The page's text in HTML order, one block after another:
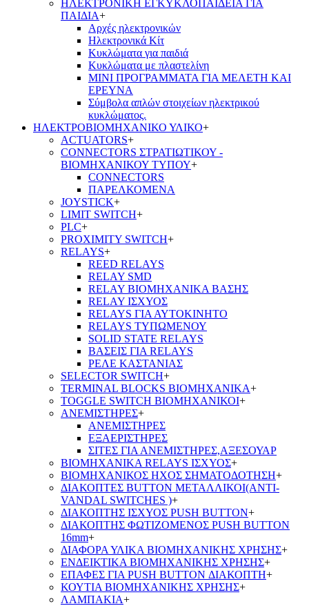
ΗΛΕΚΤΡΟΝΙΚΗ ΕΓΚΥΚΛΟΠΑΙΔΕΙΑ ΓΙΑ
ΠΑΙΔΙΑ+
Αρχές ηλεκτρονικών
Ηλεκτρονικά Κίτ
Κυκλώματα για παιδιά
Κυκλώματα με πλαστελίνη
ΜΙΝΙ ΠΡΟΓΡΑΜΜΑΤΑ ΓΙΑ ΜΕΛΕΤΗ ΚΑΙ
ΕΡΕΥΝΑ
Σύμβολα απλών στοιχείων ηλεκτρικού
κυκλώματος.
ΗΛΕΚΤΡΟΒΙΟΜΗΧΑΝΙΚΟ ΥΛΙΚΟ+
ACTUATORS+
CONNECTORS ΣΤΡΑΤΙΩΤΙΚΟΥ -
ΒΙΟΜΗΧΑΝΙΚΟΥ ΤΥΠΟΥ+
CONNECTORS
ΠΑΡΕΛΚΟΜΕΝΑ
JOYSTICK+
LIMIT SWITCH+
PLC+
PROXIMITY SWITCH+
RELAYS+
REED RELAYS
RELAY SMD
RELAY ΒΙΟΜΗΧΑΝΙΚΑ ΒΑΣΗΣ
RELAY ΙΣΧΥΟΣ
RELAYS ΓΙΑ ΑΥΤΟΚΙΝΗΤΟ
RELAYS ΤΥΠΩΜΕΝΟΥ
SOLID STATE RELAYS
ΒΑΣΕΙΣ ΓΙΑ RELAYS
ΡΕΛΕ ΚΑΣΤΑΝΙΑΣ
SELECTOR SWITCH+
TERMINAL BLOCKS ΒΙΟΜΗΧΑΝΙΚΑ+
TOGGLE SWITCH ΒΙΟΜΗΧΑΝΙΚΟΙ+
ΑΝΕΜΙΣΤΗΡΕΣ+
ΑΝΕΜΙΣΤΗΡΕΣ
ΕΞΑΕΡΙΣΤΗΡΕΣ
ΣΙΤΕΣ ΓΙΑ ΑΝΕΜΙΣΤΗΡΕΣ,ΑΞΕΣΟΥΑΡ
ΒΙΟΜΗΧΑΝΙΚΑ RELAYS ΙΣΧΥΟΣ+
ΒΙΟΜΗΧΑΝΙΚΟΣ ΗΧΟΣ ΣΗΜΑΤΟΔΟΤΗΣΗ+
ΔΙΑΚΟΠΤΕΣ BUTTON ΜΕΤΑΛΛΙΚΟΙ(ANTI-
VANDAL SWITCHES )+
ΔΙΑΚΟΠΤΗΣ ΙΣΧΥΟΣ PUSH BUTTON+
ΔΙΑΚΟΠΤΗΣ ΦΩΤΙΖΟΜΕΝΟΣ PUSH BUTTON
16mm+
ΔΙΑΦΟΡΑ ΥΛΙΚΑ ΒΙΟΜΗΧΑΝΙΚΗΣ ΧΡΗΣΗΣ+
ΕΝΔΕΙΚΤΙΚΑ ΒΙΟΜΗΧΑΝΙΚΗΣ ΧΡΗΣΗΣ+
ΕΠΑΦΕΣ ΓΙΑ PUSH BUTTON ΔΙΑΚΟΠΤΗ+
ΚΟΥΤΙΑ ΒΙΟΜΗΧΑΝΙΚΗΣ ΧΡΗΣΗΣ+
ΛΑΜΠΑΚΙΑ+